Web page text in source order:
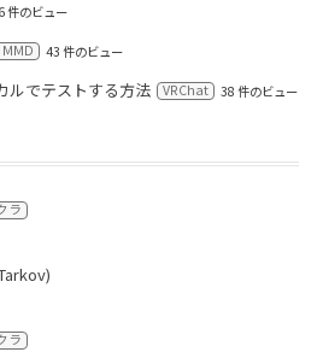
件のビュー
43 件のビュー
ルでテストする方法 VRChat 38 件のビュー
ラ
ラ